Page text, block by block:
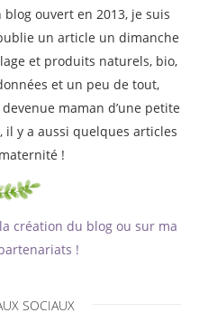
ouvert en 2013, je suis
un article un dimanche
et produits naturels, bio,
et un peu de tout,
maman d’une petite
il y a aussi quelques articles
!
création du blog ou sur ma
!
SOCIAUX